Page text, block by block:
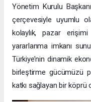
Yönetim Kurulu
çerçevesiyle uyumlu
kolaylık, pazar
yararlanma imkanı
Türkiye’nin dinamik
birleştirme gücümüzü
katkı sağlayan bir köprü